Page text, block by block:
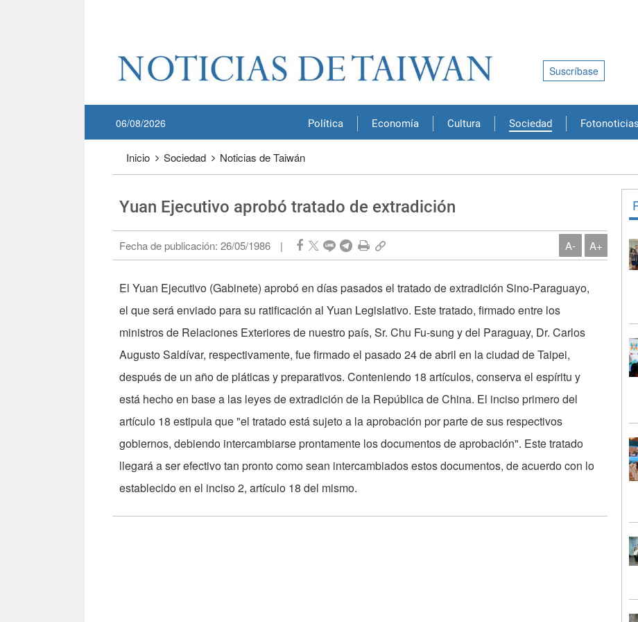
Política Economía Cultura Sociedad Fotonoticias
06/08/2026
Suscríbase
Inicio Sociedad Noticias de Taiwán
Yuan Ejecutivo aprobó tratado de extradición
Fecha de publicación: 26/05/1986 | A- A+
El Yuan Ejecutivo (Gabinete) aprobó en días pasados el tratado de extradición Sino-Paraguayo,
el que será enviado para su ratificación al Yuan Legislativo. Este tratado, firmado entre los
ministros de Relaciones Exteriores de nuestro país, Sr. Chu Fu-sung y del Paraguay, Dr. Carlos
Augusto Saldívar, respectivamente, fue firmado el pasado 24 de abril en la ciudad de Taipei,
después de un año de pláticas y preparativos. Conteniendo 18 artículos, conserva el espíritu y
está hecho en base a las leyes de extradición de la República de China. El inciso primero del
artículo 18 estipula que "el tratado está sujeto a la aprobación por parte de sus respectivos
gobiernos, debiendo intercambiarse prontamente los documentos de aprobación". Este tratado
llegará a ser efectivo tan pronto como sean intercambiados estos documentos, de acuerdo con lo
establecido en el inciso 2, artículo 18 del mismo.